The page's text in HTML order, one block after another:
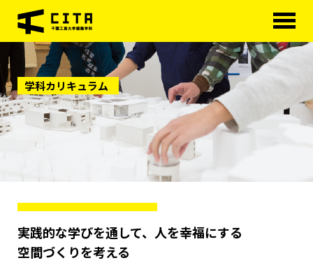
HOME
学べる分野
大学院
学科カリキュラム
実践的な学びを通して、人を幸福にする
空間づくりを考える